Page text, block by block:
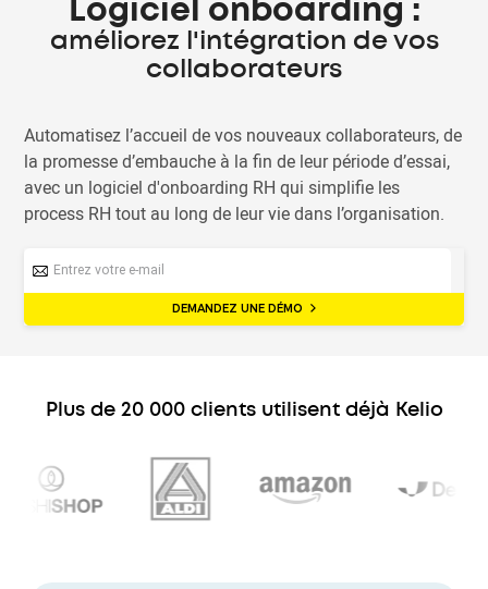
Logiciel onboarding :
améliorez l'intégration de vos
collaborateurs
Automatisez l’accueil de vos nouveaux collaborateurs, de
la promesse d’embauche à la fin de leur période d’essai,
avec un logiciel d'onboarding RH qui simplifie les
process RH tout au long de leur vie dans l’organisation.
DEMANDEZ UNE DÉMO
Plus de 20 000 clients utilisent déjà Kelio